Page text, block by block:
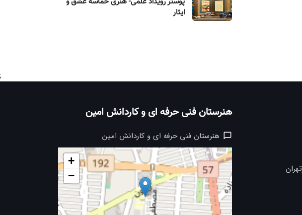
ایثار
;
هنرستان فنی حرفه ای و کاردانش امین
هنرستان فنی حرفه ای و کاردانش امین
+
−